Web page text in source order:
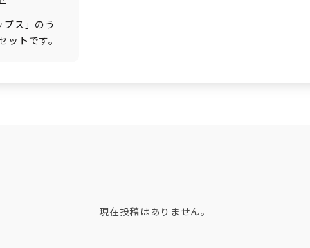
ス」のう
トです。
現在投稿はありません。